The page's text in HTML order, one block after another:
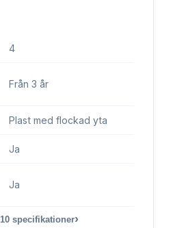
4
Från 3 år
Plast med flockad yta
Ja
Ja
10 specifikationer›